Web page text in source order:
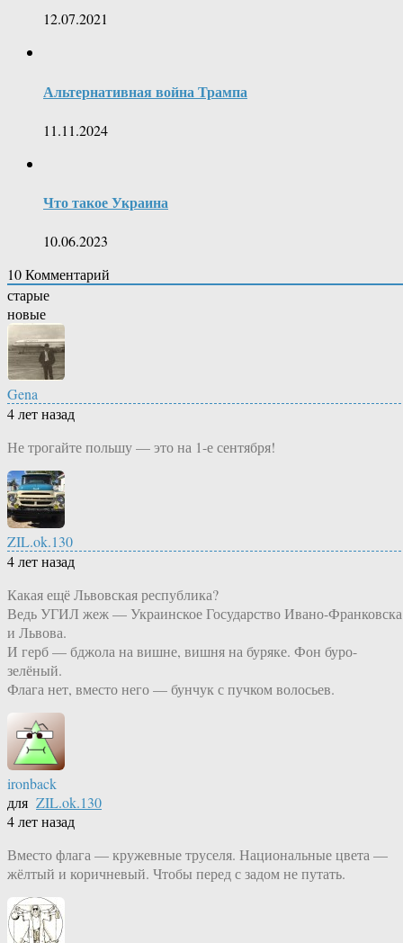
12.07.2021
Альтернативная война Трампа
11.11.2024
Что такое Украина
10.06.2023
10Комментарий
старые
новые
Gena
4 лет назад
Не трогайте польшу — это на 1-е сентября!
ZIL.ok.130
4 лет назад
Какая ещё Львовская республика?
Ведь УГИЛ жеж — Украинское Государство Ивано-Франковска
и Львова.
И герб — бджола на вишне, вишня на буряке. Фон буро-
зелёный.
Флага нет, вместо него — бунчук с пучком волосьев.
ironback
для ZIL.ok.130
4 лет назад
Вместо флага — кружевные труселя. Национальные цвета —
жёлтый и коричневый. Чтобы перед с задом не путать.